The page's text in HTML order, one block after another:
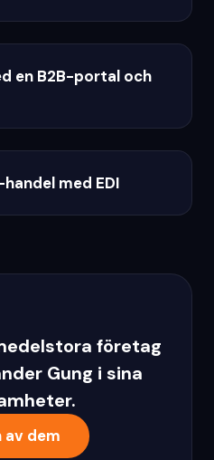
en B2B-portal och
med EDI
företag
Gung i sina
av dem